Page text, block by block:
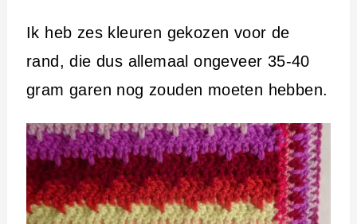
Ik heb zes kleuren gekozen voor de
rand, die dus allemaal ongeveer 35-40
gram garen nog zouden moeten hebben.